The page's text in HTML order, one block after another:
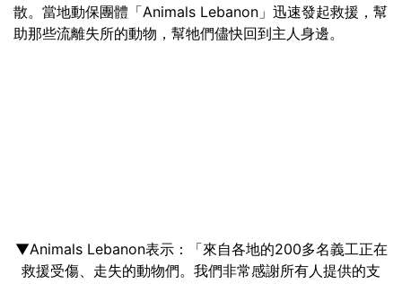
散。當地動保團體「Animals Lebanon」迅速發起救援，幫
助那些流離失所的動物，幫牠們儘快回到主人身邊。
▼Animals Lebanon表示：「來自各地的200多名義工正在
救援受傷、走失的動物們。我們非常感謝所有人提供的支